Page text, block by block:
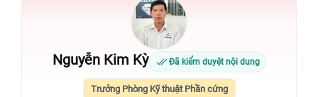
Nguyễn Kim Kỳ Đã kiểm duyệt nội dung
Trưởng Phòng Kỹ thuật Phần cứng